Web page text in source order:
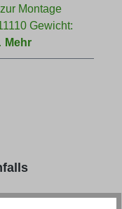
Montage
Gewicht:
Mehr